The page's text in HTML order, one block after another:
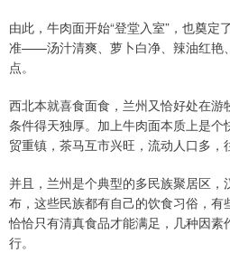
由此，牛肉面开始“登堂入室”，也奠定
准——汤汁清爽、萝卜白净、辣油红艳
点。
西北本就喜食面食，兰州又恰好处在游
条件得天独厚。加上牛肉面本质上是
贸重镇，茶马互市兴旺，流动人口多，
并且，兰州是个典型的多民族聚居区
布，这些民族都有自己的饮食习俗，有
恰恰只有清真食品才能满足，几种因素
行。